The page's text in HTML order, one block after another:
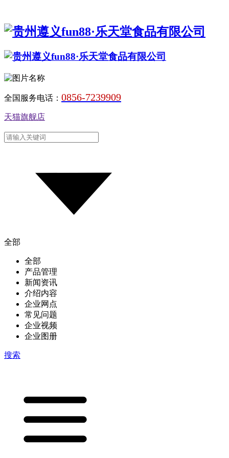
全国服务电话： 0856-7239909
天猫旗舰店
全部
全部
产品管理
新闻资讯
介绍内容
企业网点
常见问题
企业视频
企业图册
搜索